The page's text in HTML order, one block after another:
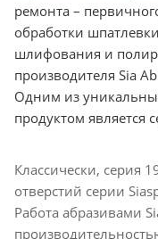
ремонта –
обработки
шлифования и
производителя Sia
Одним из
продуктом является
Классически, серия
отверстий серии
Работа абразивами